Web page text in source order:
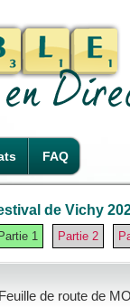
FAQ
de Vichy
Partie 1 Partie 2
Feuille de route de